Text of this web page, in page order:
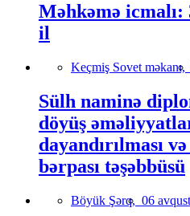
Məhkəmə icmalı:
il
Keçmiş Sovet məkanı,
Sülh naminə
döyüş
dayandırılması
bərpası təşəbbüsü
Böyük Şərq, 06